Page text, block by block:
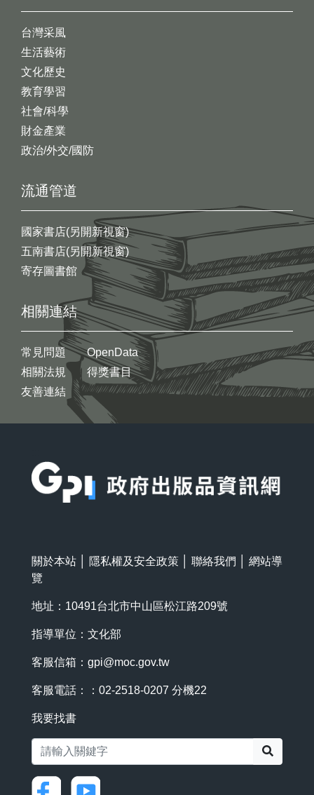
台灣采風
生活藝術
文化歷史
教育學習
社會/科學
財金產業
政治/外交/國防
流通管道
國家書店(另開新視窗)
五南書店(另開新視窗)
寄存圖書館
相關連結
常見問題
相關法規
友善連結
OpenData
得獎書目
關於本站 隱私權及安全政策 聯絡我們
網站導
覽
地址：10491台北市中山區松江路209號
指導單位：文化部
客服信箱： gpi@moc.gov.tw
客服電話：：02-2518-0207 分機22
我要找書